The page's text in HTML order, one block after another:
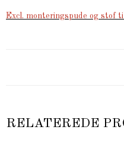
Excl. monteringspude og stof
RELATEREDE